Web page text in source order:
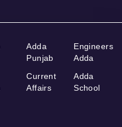
Adda
Punjab
Current
Affairs
Engineers
Adda
Adda
School